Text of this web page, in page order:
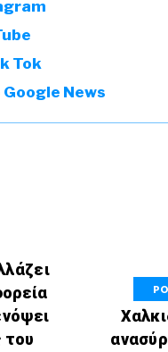
Tok
Google News
του